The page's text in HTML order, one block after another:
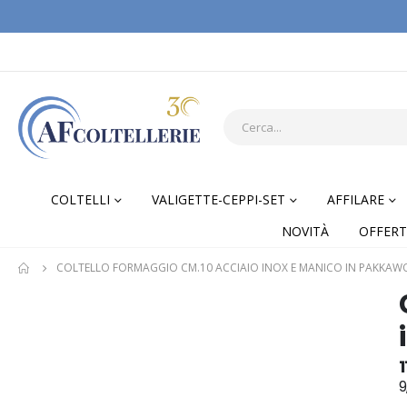
COLTELLI VALIGETTE-CEPPI-SET AFFILARE
NOVITÀ
COLTELLO FORMAGGIO CM.10 ACCIAIO INOX E MANICO IN
Skip